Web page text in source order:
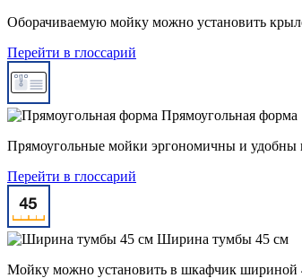
Оборачиваемую мойку можно установить
Перейти в глоссарий
Прямоугольная форма
Прямоугольные мойки эргономичны и удобны
Перейти в глоссарий
Ширина тумбы 45 см
Мойку можно установить в шкафчик шириной